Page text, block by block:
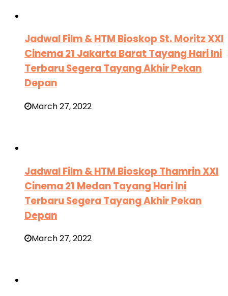
Jadwal Film & HTM Bioskop St. Moritz XXI
Cinema 21 Jakarta Barat Tayang Hari Ini
Terbaru Segera Tayang Akhir Pekan
Depan
March 27, 2022
Jadwal Film & HTM Bioskop Thamrin XXI
Cinema 21 Medan Tayang Hari Ini
Terbaru Segera Tayang Akhir Pekan
Depan
March 27, 2022